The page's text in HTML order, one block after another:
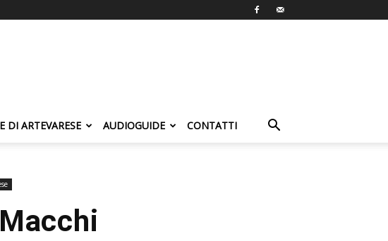
DI ARTEVARESE AUDIOGUIDE CONTATTI